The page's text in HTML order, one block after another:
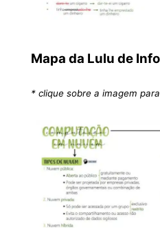
Mapa da Lulu de
* clique sobre a imagem